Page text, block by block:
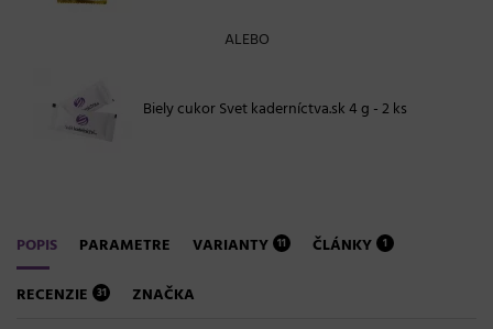
ALEBO
Biely cukor Svet kaderníctva.sk 4 g - 2 ks
POPIS PARAMETRE VARIANTY 11 ČLÁNKY 1
RECENZIE 31 ZNAČKA